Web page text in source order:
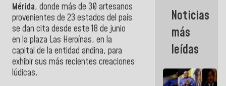
Mérida, donde más de 30 artesanos
provenientes de 23 estados del país
se dan cita desde este 18 de junio
en la plaza Las Heroínas, en la
capital de la entidad andina, para
exhibir sus más recientes creaciones
lúdicas.
campeona
frente
México Sub
23 en los
Centroamericanos
Noticias
más
leídas